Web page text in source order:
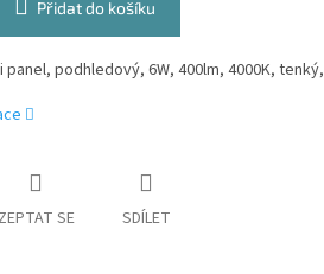
Přidat do košíku
panel, podhledový, 6W, 400lm, 4000K, tenký,
ZEPTAT SE SDÍLET